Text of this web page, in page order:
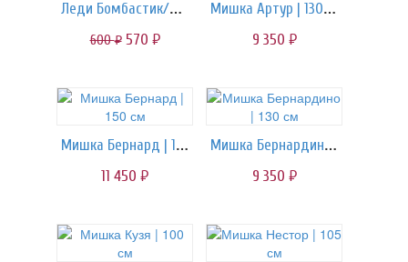
Леди Бомбастик/розы пионка
600руб. 570 руб.
Мишка Артур | 130 см
9 350 руб.
Мишка Бернард | 150 см
11 450 руб.
Мишка Бернардино | 130 см
9 350 руб.